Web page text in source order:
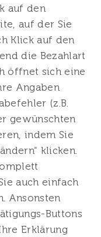
auf den
auf der Sie
Klick auf den
die Bezahlart
öffnet sich eine
Angaben
(z.B.
gewünschten
indem Sie
klicken.
auch einfach
Ansonsten
Buttons
Erklärung